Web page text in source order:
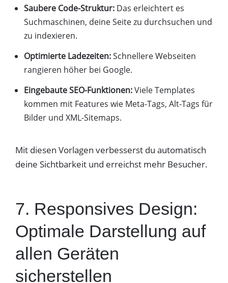
Saubere Code-Struktur: Das erleichtert es
Suchmaschinen, deine Seite zu durchsuchen und
zu indexieren.
Optimierte Ladezeiten:Schnellere Webseiten
rangieren höher bei Google.
Eingebaute SEO-Funktionen:Viele Templates
kommen mit Features wie Meta-Tags, Alt-Tags für
Bilder und XML-Sitemaps.
Mit diesen Vorlagen verbesserst du automatisch
deine Sichtbarkeit und erreichst mehr Besucher.
7. Responsives Design:
Optimale Darstellung auf
allen Geräten
sicherstellen